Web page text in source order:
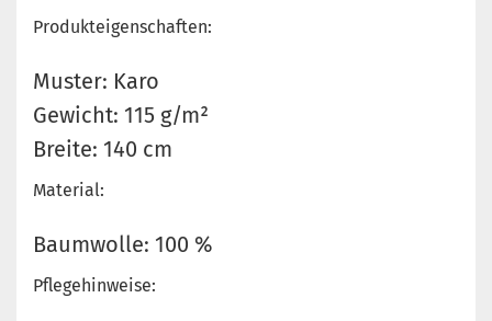
Produkteigenschaften:
Muster: Karo
Gewicht: 115 g/m²
Breite: 140 cm
Material:
Baumwolle: 100 %
Pflegehinweise: